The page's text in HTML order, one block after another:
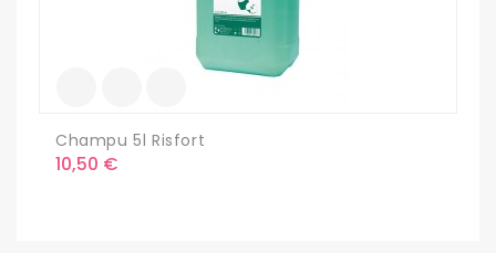
Champu 5l Risfort
Precio
10,50 €